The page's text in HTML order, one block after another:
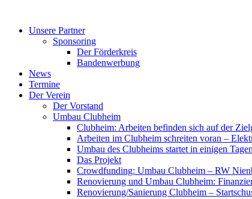
springenUnsere Partner
Sponsoring
Der Förderkreis
Bandenwerbung
News
Termine
Der Verein
Der Vorstand
Umbau Clubheim
Clubheim: Arbeiten befinden sich auf der
Arbeiten im Clubheim schreiten voran –
Umbau des Clubheims startet in einigen
Das Projekt
Crowdfunding: Umbau Clubheim – RW
Renovierung und Umbau Clubheim:
Renovierung/Sanierung Clubheim –